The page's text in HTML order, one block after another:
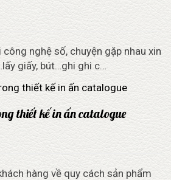
nghệ số, chuyện gặp nhau xin
giấy, bút…ghi ghi c…
thiết kế in ấn catalogue
hàng về quy cách sản phẩm